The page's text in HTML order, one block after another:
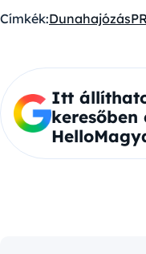
Címkék:DunahajózásPR
Itt
keresőben